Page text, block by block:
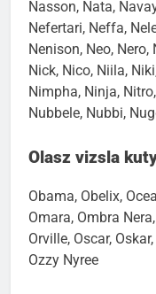
Nasson, Nata,
Nefertari, Neffa,
Nenison, Neo,
Nick, Nico, Niila,
Nimpha, Ninja,
Nubbele, Nubbi,
Olasz vizsla
Obama, Obelix,
Omara, Ombra
Orville, Oscar,
Ozzy Nyree